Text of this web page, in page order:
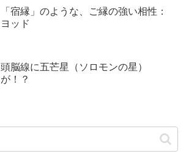
「宿縁」のような、ご縁の強い相性：
ヨッド
頭脳線に五芒星（ソロモンの星）
が！？